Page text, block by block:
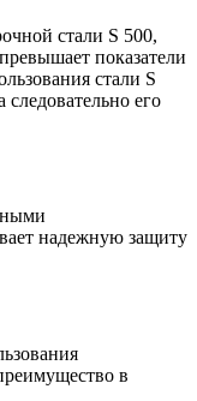
стали S 500,
показатели
стали S
следовательно его
надежную защиту
в